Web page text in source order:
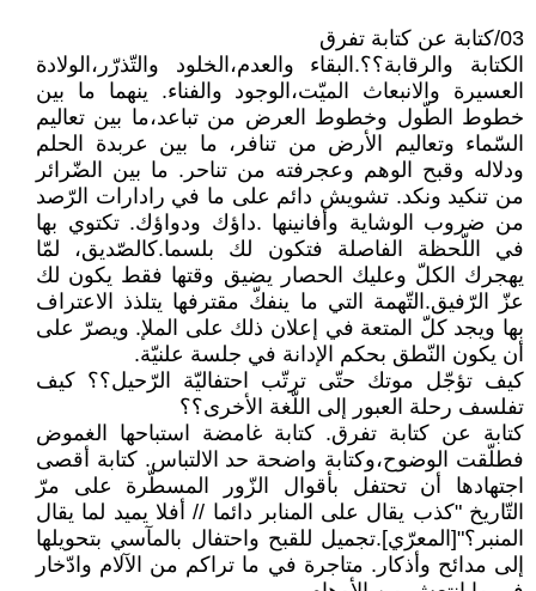
03/كتابة عن كتابة تفرق
الكتابة والرقابة؟؟.البقاء والعدم،الخلود والتّذرّر،الولادة
العسيرة والانبعاث الميّت،الوجود والفناء. ينهما ما بين
خطوط الطّول وخطوط العرض من تباعد،ما بين تعاليم
السّماء وتعاليم الأرض من تنافر، ما بين عربدة الحلم
ودلاله وقبح الوهم وعجرفته من تناحر. ما بين الضّرائر
من تنكيد ونكد. تشويش دائم على ما في رادارات الرّصد
من ضروب الوشاية وأفانينها .داؤك ودواؤك. تكتوي بها
في اللّحظة الفاصلة فتكون لك بلسما.كالصّديق، لمّا
يهجرك الكلّ وعليك الحصار يضيق وقتها فقط يكون لك
عزّ الرّفيق.التّهمة التي ما ينفكّ مقترفها يتلذذ الاعتراف
بها ويجد كلّ المتعة في إعلان ذلك على الملإ. ويصرّ على
أن يكون النّطق بحكم الإدانة في جلسة علنيّة.
كيف تؤجّل موتك حتّى ترتّب احتفاليّة الرّحيل؟؟ كيف
تفلسف رحلة العبور إلى اللّغة الأخرى؟؟
كتابة عن كتابة تفرق. كتابة غامضة استباحها الغموض
فطلّقت الوضوح،وكتابة واضحة حد الالتباس. كتابة أقصى
اجتهادها أن تحتفل بأقوال الزّور المسطّرة على مرّ
التّاريخ "كذب يقال على المنابر دائما // أفلا يميد لما يقال
المنبر؟"[المعرّي].تجميل للقبح واحتفال بالمآسي بتحويلها
إلى مدائح وأذكار. متاجرة في ما تراكم من الآلام وادّخار